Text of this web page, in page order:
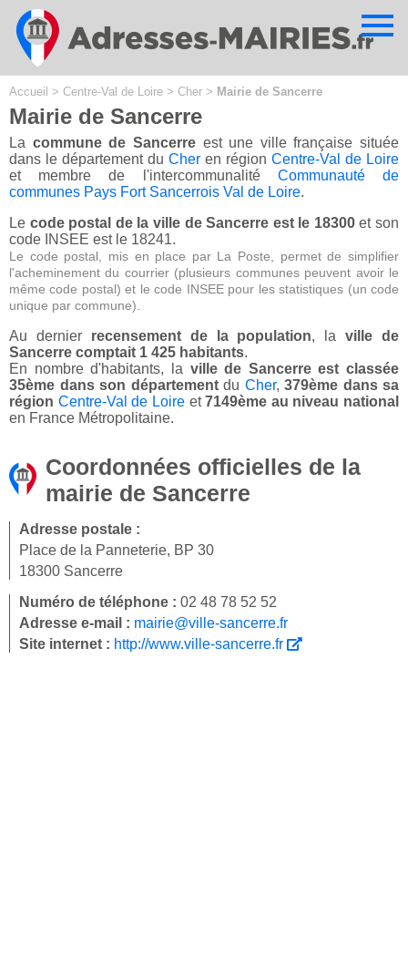
Accueil > Centre-Val de Loire > Cher > Mairie de Sancerre
Mairie de Sancerre
La commune de Sancerreest une ville française située
dans le département du Cher en région Centre-Val de Loire
et membre de l'intercommunalité Communauté de
communes Pays Fort Sancerrois Val de Loire.
Le code postal de la ville de Sancerre est le 18300et son
code INSEE est le 18241.
Le code postal, mis en place par La Poste, permet de simplifier
l'acheminement du courrier (plusieurs communes peuvent avoir le
même code postal) et le code INSEE pour les statistiques (un code
unique par commune).
Au dernier recensement de la population, laville de
Sancerre comptait 1 425 habitants.
En nombre d'habitants, la ville de Sancerre est classée
35ème dans son départementdu Cher, 379ème dans sa
région Centre-Val de Loireet7149ème au niveau national
en France Métropolitaine.
Coordonnées officielles de la
mairie de Sancerre
Adresse postale :
Place de la Panneterie, BP 30
18300 Sancerre
Numéro de téléphone : 02 48 78 52 52
Adresse e-mail : mairie@ville-sancerre.fr
Site internet : http://www.ville-sancerre.fr
Cookies management panel